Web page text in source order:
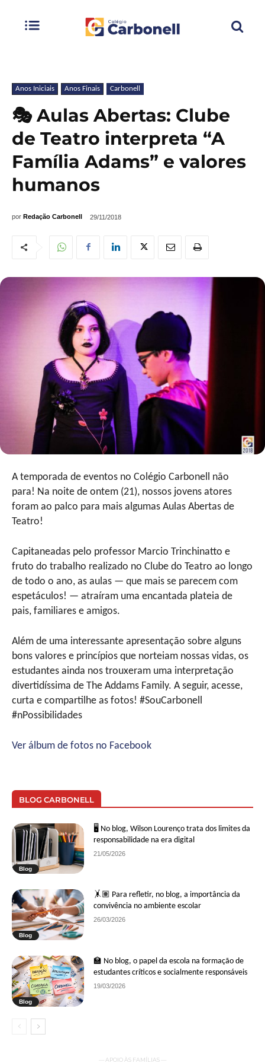
Anos Iniciais Anos Finais Carbonell
🎭 Aulas Abertas: Clube
de Teatro interpreta “A
Família Adams” e valores
humanos
por Redação Carbonell 29/11/2018
A temporada de eventos no Colégio Carbonell não
para! Na noite de ontem (21), nossos jovens atores
foram ao palco para mais algumas Aulas Abertas de
Teatro!
Capitaneadas pelo professor Marcio Trinchinatto e
fruto do trabalho realizado no Clube do Teatro ao longo
de todo o ano, as aulas — que mais se parecem com
espetáculos! — atraíram uma encantada plateia de
pais, familiares e amigos.
Além de uma interessante apresentação sobre alguns
bons valores e princípios que norteiam nossas vidas, os
estudantes ainda nos trouxeram uma interpretação
divertidíssima de The Addams Family. A seguir, acesse,
curta e compartilhe as fotos! #SouCarbonell
#nPossibilidades
Ver álbum de fotos no Facebook
BLOG CARBONELL
Blog
🖥 No blog, Wilson Lourenço trata dos limites da
responsabilidade na era digital
21/05/2026
Blog
🤸🏽 Para refletir, no blog, a importância da
convivência no ambiente escolar
26/03/2026
Blog
🏫 No blog, o papel da escola na formação de
estudantes críticos e socialmente responsáveis
19/03/2026
— APOIO ÀS FAMÍLIAS —